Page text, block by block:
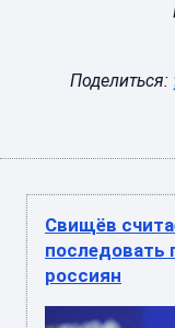
Поделиться:
Свищёв
последовать
россиян